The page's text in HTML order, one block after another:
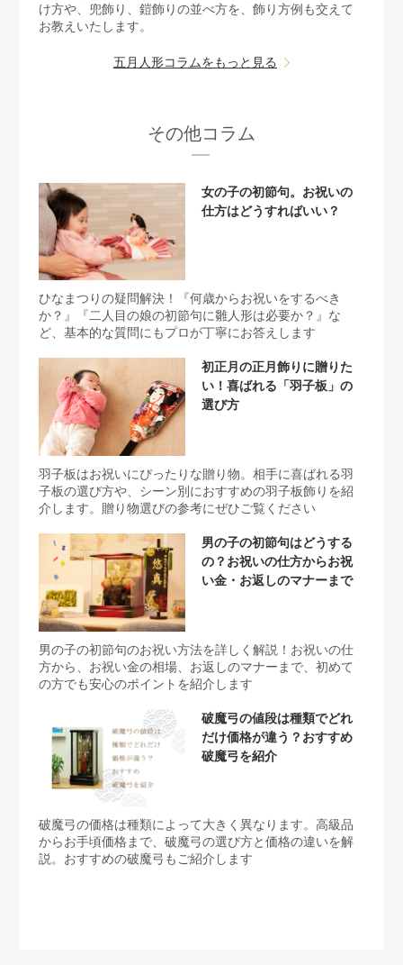
け方や、兜飾り、鎧飾りの並べ方を、飾り方例も交えて
お教えいたします。
五月人形コラムをもっと見る
その他コラム
女の子の初節句。お祝いの
仕方はどうすればいい？
ひなまつりの疑問解決！『何歳からお祝いをするべき
か？』『二人目の娘の初節句に雛人形は必要か？』な
ど、基本的な質問にもプロが丁寧にお答えします
初正月の正月飾りに贈りた
い！喜ばれる「羽子板」の
選び方
羽子板はお祝いにぴったりな贈り物。相手に喜ばれる羽
子板の選び方や、シーン別におすすめの羽子板飾りを紹
介します。贈り物選びの参考にぜひご覧ください
男の子の初節句はどうする
の？お祝いの仕方からお祝
い金・お返しのマナーまで
男の子の初節句のお祝い方法を詳しく解説！お祝いの仕
方から、お祝い金の相場、お返しのマナーまで、初めて
の方でも安心のポイントを紹介します
破魔弓の値段は種類でどれ
だけ価格が違う？おすすめ
破魔弓を紹介
破魔弓の価格は種類によって大きく異なります。高級品
からお手頃価格まで、破魔弓の選び方と価格の違いを解
説。おすすめの破魔弓もご紹介します